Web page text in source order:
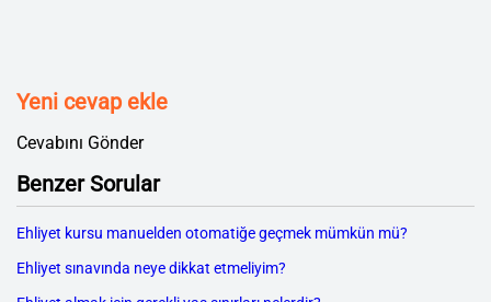
Yeni cevap ekle
Cevabını Gönder
Benzer Sorular
Ehliyet kursu manuelden otomatiğe geçmek mümkün mü?
Ehliyet sınavında neye dikkat etmeliyim?